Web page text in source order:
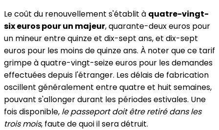
Le coût du renouvellement s'établit à quatre-vingt-
six euros pour un majeur, quarante-deux euros pour
un mineur entre quinze et dix-sept ans, et dix-sept
euros pour les moins de quinze ans. À noter que ce tarif
grimpe à quatre-vingt-seize euros pour les demandes
effectuées depuis l'étranger. Les délais de fabrication
oscillent généralement entre quatre et huit semaines,
pouvant s'allonger durant les périodes estivales. Une
fois disponible, le passeport doit être retiré dans les
trois mois, faute de quoi il sera détruit.